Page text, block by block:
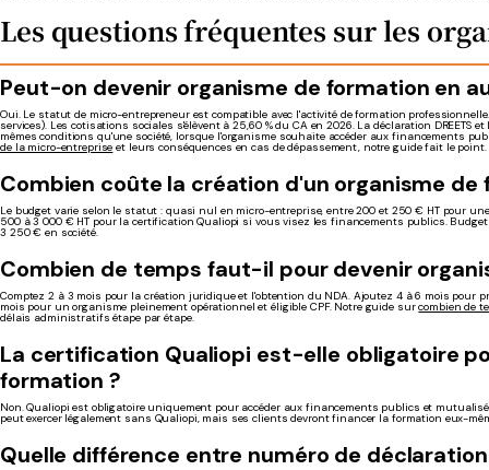
Les questions fréquentes sur les
Peut-on devenir organisme de formation en
Oui. Le statut de micro-entrepreneur est compatible avec l'activité de formation
services). Les cotisations sociales s'élèvent à 25,60 % du CA en 2026. La déclaration
mêmes conditions qu'une société, lorsque l'organisme souhaite accéder aux financements
de la micro-entreprise et leurs conséquences en cas de dépassement, notre guide fait le point.
Combien coûte la création d'un organisme de
Le budget varie selon le statut : quasi nul en micro-entreprise, entre 200 et 250 € HT pour une
500 à 3 000 € HT pour la certification Qualiopi si vous visez les financements publics. Budget
3 250 € en société.
Combien de temps faut-il pour devenir
Comptez 2 à 3 mois pour la création juridique et l'obtention du NDA. Ajoutez 4 à 6 mois pour
mois pour un organisme pleinement opérationnel et éligible CPF. Notre guide surcombien de
délais administratifs étape par étape.
La certification Qualiopi est-elle obligatoire
formation ?
Non. Qualiopi est obligatoire uniquement pour accéder aux financements publics et mutualisés
peut exercer légalement sans Qualiopi, mais ses clients devront financer la formation eux-
Quelle différence entre numéro de